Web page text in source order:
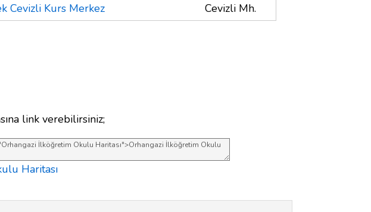
Cevizli Kurs Merkez
Cevizli Mh.
link verebilirsiniz;
Haritası